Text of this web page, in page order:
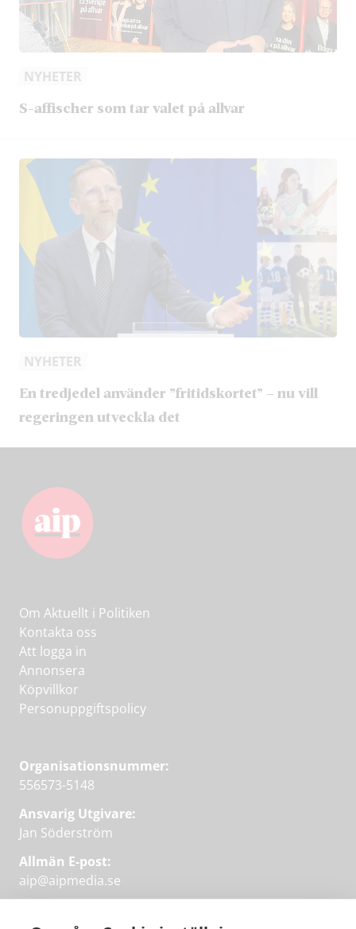
NYHETER
S-affischer som tar valet på allvar
NYHETER
En tredjedel använder ”fritidskortet” – nu vill
regeringen utveckla det
Om Aktuellt i Politiken
Kontakta oss
Att logga in
Annonsera
Köpvillkor
Personuppgiftspolicy
Organisationsnummer:
556573-5148
Ansvarig Utgivare:
Jan Söderström
Allmän E-post:
aip@aipmedia.se